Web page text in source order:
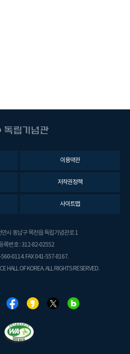
이용약관
저작권정책
사이트맵
시 동남구 목천읍 독립기념관로 1
록번호 : 312-82-02552
0114. FAX 041-557-8167.
HALL OF KOREA. ALL RIGHTS RESERVED.